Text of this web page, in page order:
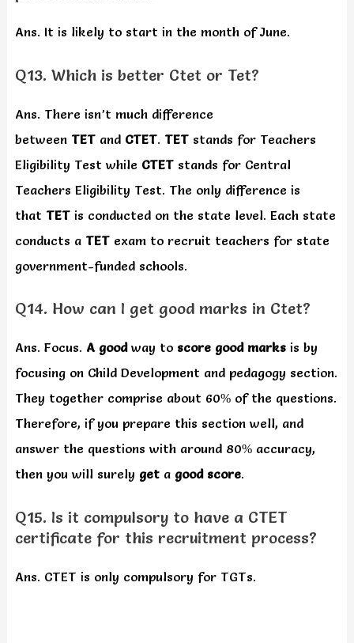
Ans. It is likely to start in the month of June.
Q13. Which is better Ctet or Tet?
Ans. There isn’t much difference
between TETand CTET. TETstands for Teachers
Eligibility Test while CTETstands for Central
Teachers Eligibility Test. The only difference is
that TETis conducted on the state level. Each state
conducts a TETexam to recruit teachers for state
government-funded schools.
Q14. How can I get good marks in Ctet?
Ans. Focus. A goodway to score good marksis by
focusing on Child Development and pedagogy section.
They together comprise about 60% of the questions.
Therefore, if you prepare this section well, and
answer the questions with around 80% accuracy,
then you will surely geta good score.
Q15. Is it compulsory to have a CTET
certificate for this recruitment process?
Ans. CTET is only compulsory for TGTs.